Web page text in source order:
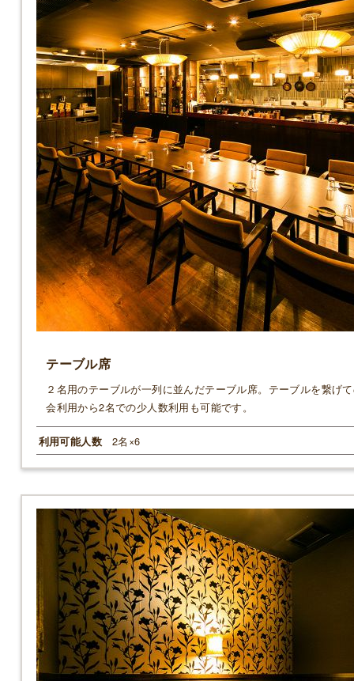
テーブル席
２名用のテーブルが一列に並んだテーブル席。テーブルを繋げ
会利用から2名での少人数利用も可能です。
利用可能人数 2名×6